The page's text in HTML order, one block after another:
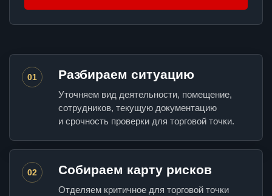
01 Разбираем ситуацию
Уточняем вид деятельности, помещение,
сотрудников, текущую документацию
и срочность проверки для торговой точки.
02 Собираем карту рисков
Отделяем критичное для торговой точки